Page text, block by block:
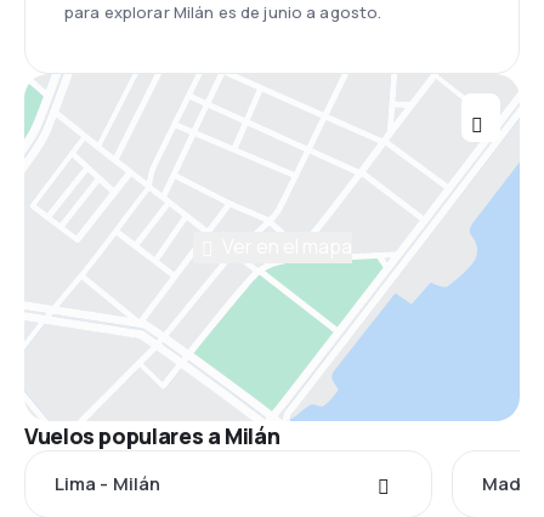
para explorar Milán es de junio a agosto.
Vuelos populares a Milán
Lima - Milán